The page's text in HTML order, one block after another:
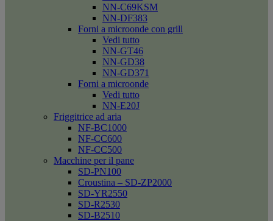
NN-C69KSM
NN-DF383
Forni a microonde con grill
Vedi tutto
NN-GT46
NN-GD38
NN-GD371
Forni a microonde
Vedi tutto
NN-E20J
Friggitrice ad aria
NF-BC1000
NF-CC600
NF-CC500
Macchine per il pane
SD-PN100
Croustina – SD-ZP2000
SD-YR2550
SD-R2530
SD-B2510